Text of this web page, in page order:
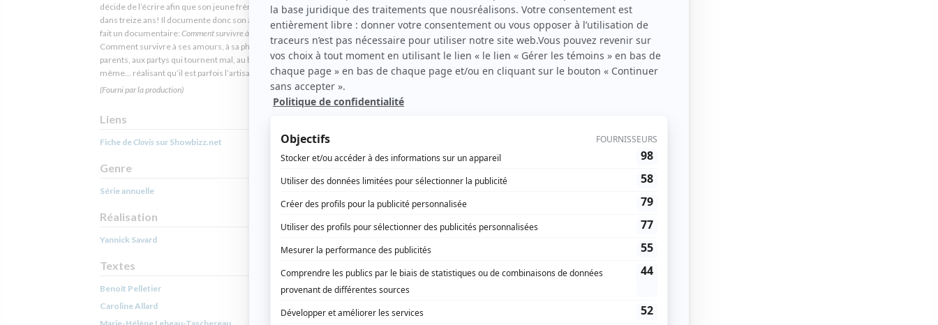
décide de l’écrire afin que son jeune frère puisse s’en servir,
dans treize ans! Il documente donc son année scolaire et en
fait un documentaire: Comment survivre à son secondaire 5
Comment survivre à ses amours, à sa photo de finissant, à ses
parents, aux partys qui tournent mal, au bal et surtout à lui-
même... réalisant qu’il est parfois l’artisan de ses malheurs.
(Fourni par la production)
Liens
Fiche deClovis sur Showbizz.net
Genre
Série annuelle
Réalisation
Yannick Savard
Textes
Benoît Pelletier
Caroline Allard